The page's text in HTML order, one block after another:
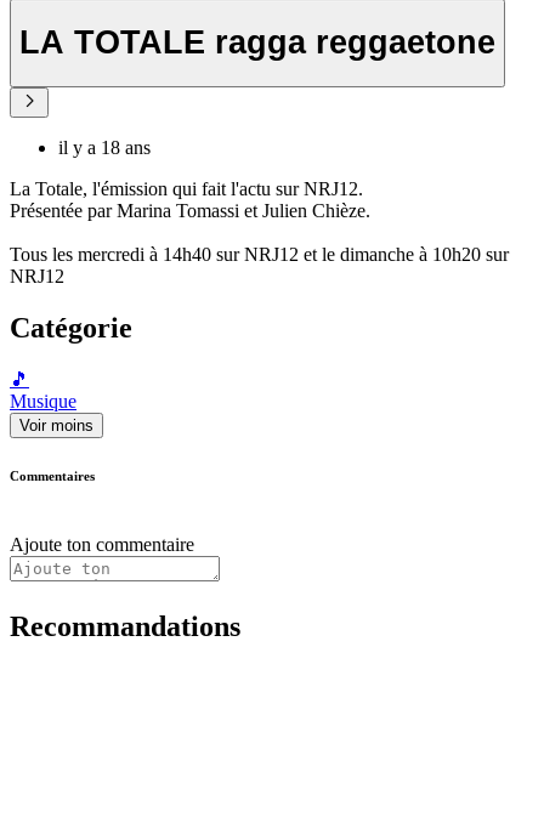
LA TOTALE ragga reggaetone
il y a 18 ans
La Totale, l'émission qui fait l'actu sur NRJ12.
Présentée par Marina Tomassi et Julien Chièze.
Tous les mercredi à 14h40 sur NRJ12 et le dimanche à 10h20 sur
NRJ12
Catégorie
🎵
Musique
Voir moins
Commentaires
Ajoute ton commentaire
Recommandations